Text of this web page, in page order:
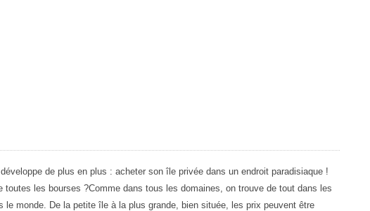
de plus en plus : acheter son île privée dans un endroit paradisiaque !
toutes les bourses ?Comme dans tous les domaines, on trouve de tout dans les
le monde. De la petite île à la plus grande, bien située, les prix peuvent être